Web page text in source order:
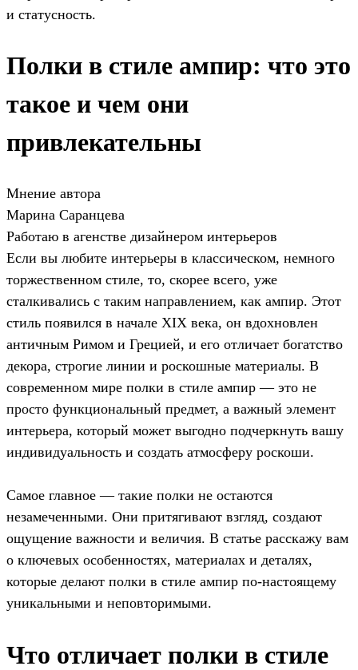
и статусность.
Полки в стиле ампир: что это
такое и чем они
привлекательны
Мнение автора
Марина Саранцева
Работаю в агенстве дизайнером интерьеров
Если вы любите интерьеры в классическом, немного
торжественном стиле, то, скорее всего, уже
сталкивались с таким направлением, как ампир. Этот
стиль появился в начале XIX века, он вдохновлен
античным Римом и Грецией, и его отличает богатство
декора, строгие линии и роскошные материалы. В
современном мире полки в стиле ампир — это не
просто функциональный предмет, а важный элемент
интерьера, который может выгодно подчеркнуть вашу
индивидуальность и создать атмосферу роскоши.
Самое главное — такие полки не остаются
незамеченными. Они притягивают взгляд, создают
ощущение важности и величия. В статье расскажу вам
о ключевых особенностях, материалах и деталях,
которые делают полки в стиле ампир по-настоящему
уникальными и неповторимыми.
Что отличает полки в стиле